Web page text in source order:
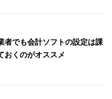
者でも会計ソフトの設定は課
おくのがオススメ